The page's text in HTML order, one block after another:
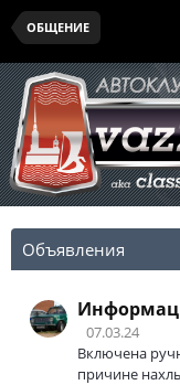
ОБЩЕНИЕ
Объявления
07.03.24
Включена
причине